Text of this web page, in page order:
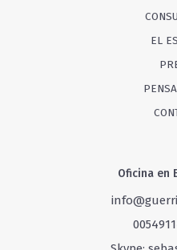
EL
Oficina en